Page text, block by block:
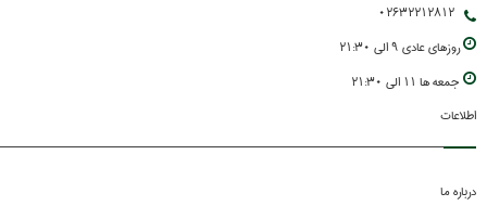
02632212812
روزهاي عادي 9 الي 21:30
جمعه ها 11 الي 21:30
اطلاعات
درباره ما